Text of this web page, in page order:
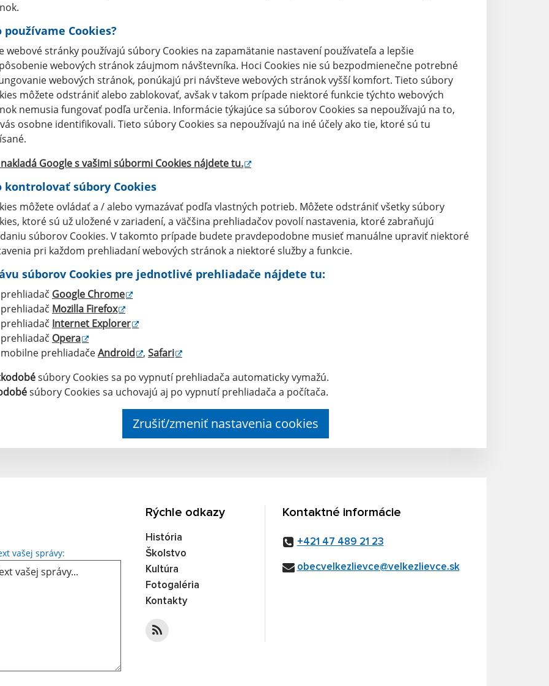
používame Cookies?
webové stránky používajú súbory Cookies na zapamätanie nastavení používateľa a lepšie
webových stránok záujmom návštevníka. Hoci Cookies nie sú bezpodmienečne potrebné
webových stránok, ponúkajú pri návšteve webových stránok vyšší komfort. Tieto súbory
môžete odstrániť alebo zablokovať, avšak v takom prípade niektoré funkcie týchto webových
nemusia fungovať podľa určenia. Informácie týkajúce sa súborov Cookies sa nepoužívajú na to,
osobne identifikovali. Tieto súbory Cookies sa nepoužívajú na iné účely ako tie, ktoré sú tu
Google s vašimi súbormi Cookies nájdetetu.
kontrolovať súbory Cookies
môžete ovládať a / alebo vymazávať podľa vlastných potrieb. Môžete odstrániť všetky súbory
ktoré sú už uložené v zariadení, a väčšina prehliadačov povolí nastavenia, ktoré zabraňujú
súborov Cookies. V takomto prípade budete pravdepodobne musieť manuálne upraviť niektoré
pri každom prehliadaní webových stránok a niektoré služby a funkcie.
súborov Cookies pre jednotlivé prehliadače nájdete tu:
prehliadač Google Chrome
prehliadač Mozilla Firefox
prehliadač Internet Explorer
prehliadač Opera
mobilne prehliadačeAndroid , Safari
súbory Cookies sa po vypnutí prehliadača automaticky vymažú.
súbory Cookies sa uchovajú aj po vypnutí prehliadača a počítača.
Zrušiť/zmeniť nastavenia cookies
vašej správy: Text vašej správy...
Rýchle odkazy
História
Školstvo
Kultúra
Fotogaléria
Kontakty
Kontaktné informácie
+421 47 489 21 23
obecvelkezlievce@velkezlievce.sk